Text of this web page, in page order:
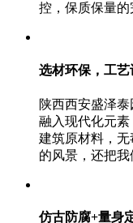
控，保质保量的
选材环保，工艺
陕西西安盛泽
融入现代化元
建筑原材料，
的风景，还把我
仿古防腐+量身